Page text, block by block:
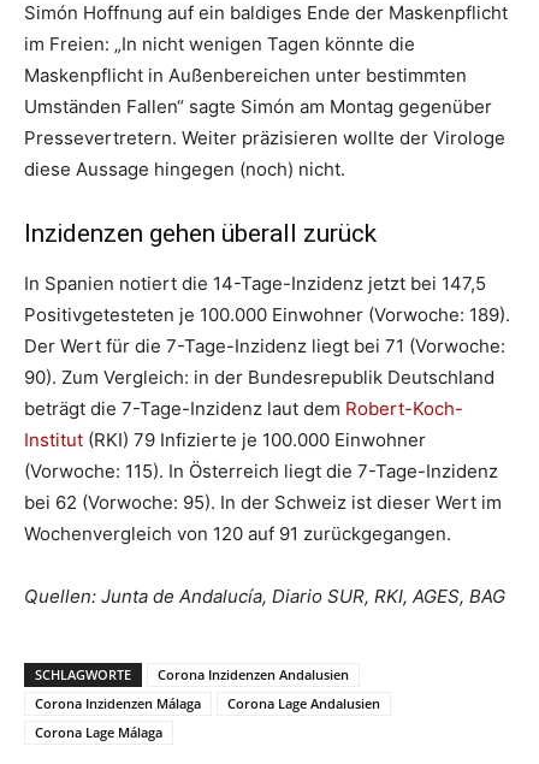
Simón Hoffnung auf ein baldiges Ende der Maskenpflicht
im Freien: „In nicht wenigen Tagen könnte die
Maskenpflicht in Außenbereichen unter bestimmten
Umständen Fallen“ sagte Simón am Montag gegenüber
Pressevertretern. Weiter präzisieren wollte der Virologe
diese Aussage hingegen (noch) nicht.
Inzidenzen gehen überall zurück
In Spanien notiert die 14-Tage-Inzidenz jetzt bei 147,5
Positivgetesteten je 100.000 Einwohner (Vorwoche: 189).
Der Wert für die 7-Tage-Inzidenz liegt bei 71 (Vorwoche:
90). Zum Vergleich: in der Bundesrepublik Deutschland
beträgt die 7-Tage-Inzidenz laut dem Robert-Koch-
Institut (RKI) 79 Infizierte je 100.000 Einwohner
(Vorwoche: 115). In Österreich liegt die 7-Tage-Inzidenz
bei 62 (Vorwoche: 95). In der Schweiz ist dieser Wert im
Wochenvergleich von 120 auf 91 zurückgegangen.
Quellen: Junta de Andalucía, Diario SUR, RKI, AGES, BAG
SCHLAGWORTE
Corona Inzidenzen Andalusien
Corona Inzidenzen Málaga
Corona Lage Andalusien
Corona Lage Málaga